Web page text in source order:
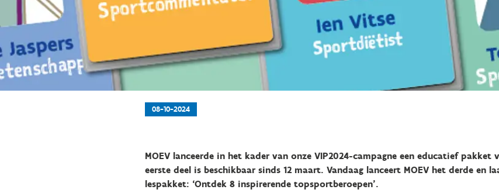
08-10-2024
MOEV lanceerde in het kader van onze VIP2024-campagne een educatief
eerste deel is beschikbaar sinds 12 maart. Vandaag lanceert MOEV het derde en
lespakket: ‘Ontdek 8 inspirerende topsportberoepen’.